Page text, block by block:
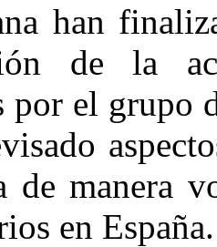
han
de la
por el grupo
de manera
en España.